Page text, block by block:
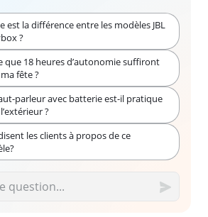
est la différence entre les modèles JBL
?
que 18 heures d’autonomie suffiront
fête ?
parleur avec batterie est-il pratique
?
les clients à propos de ce